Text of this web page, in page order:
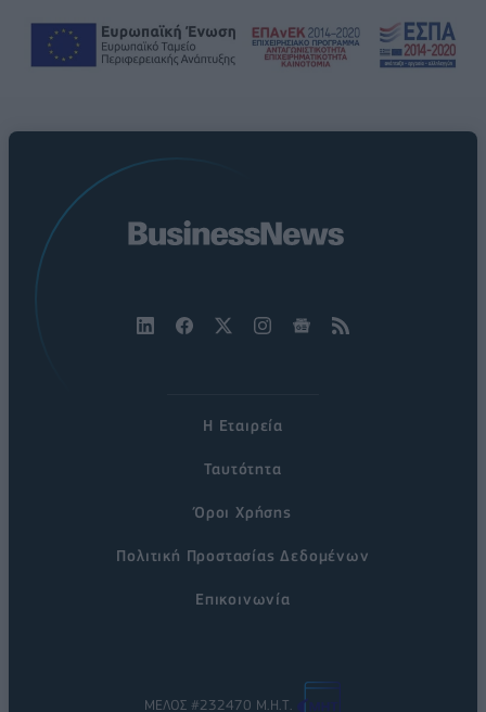
Η Εταιρεία
Ταυτότητα
Όροι Χρήσης
Πολιτική Προστασίας Δεδομένων
Επικοινωνία
ΜΕΛΟΣ #232470 Μ.Η.Τ.